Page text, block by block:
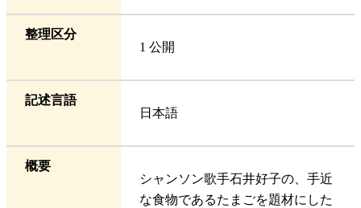
整理区分
1 公開
記述言語
日本語
概要
シャンソン歌手石井好子の、手近
な食物であるたまごを題材にした